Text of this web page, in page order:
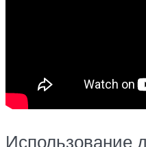
Использование